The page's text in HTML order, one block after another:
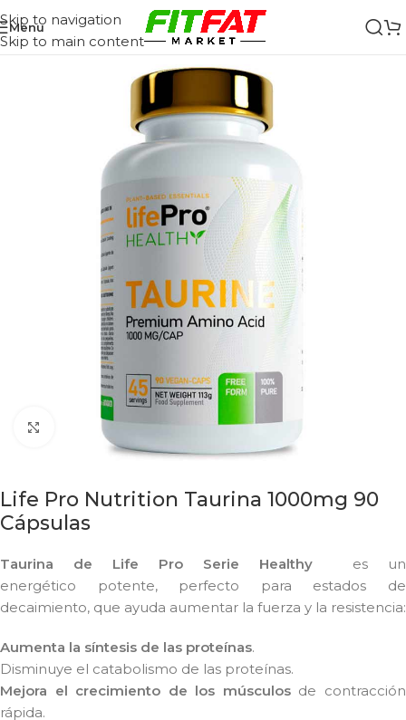
Skip to navigation
Skip to main content
Menu
Click to enlarge
Life Pro Nutrition Taurina 1000mg 90
Cápsulas
Taurina de Life Pro Serie Healthy
es un
energético potente, perfecto para estados de
decaimiento, que ayuda aumentar la fuerza y la resistencia:
Aumenta la síntesis de las proteínas.
Disminuye el catabolismo de las proteínas.
Mejora el crecimiento de los músculosde contracción
rápida.